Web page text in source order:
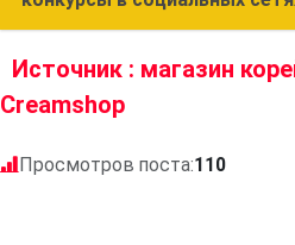
Источник : магазин
Creamshop
Просмотров поста:110